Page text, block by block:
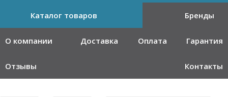
Каталог товаров Бренды
О компании Доставка Оплата Гарантия
Отзывы Контакты